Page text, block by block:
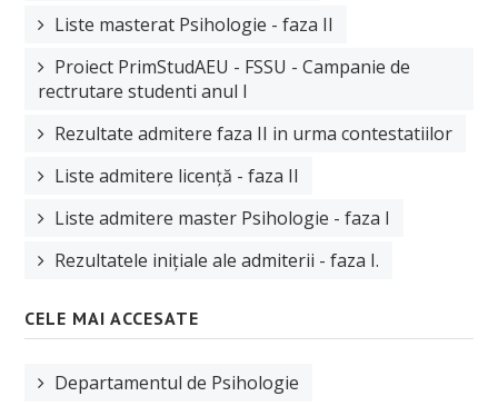
Liste masterat Psihologie - faza II
Proiect PrimStudAEU - FSSU - Campanie de
rectrutare studenti anul I
Rezultate admitere faza II in urma contestatiilor
Liste admitere licență - faza II
Liste admitere master Psihologie - faza I
Rezultatele inițiale ale admiterii - faza I.
CELE MAI ACCESATE
Departamentul de Psihologie